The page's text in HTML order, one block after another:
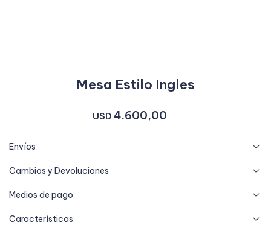
Mesa Estilo Ingles
USD 4.600,00
Envíos
Cambios y Devoluciones
Medios de pago
Características